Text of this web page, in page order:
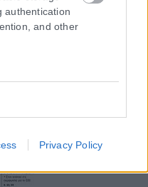
authentication
and other
Privacy Policy